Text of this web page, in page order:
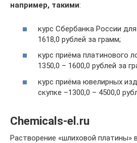
например, такими:
курс Сбербанка России
1618,0 рублей за грамм;
курс приёма платинового
1350,0 – 1600,0 рублей за
курс приёма ювелирных
скупке –1300,0 – 4500,0
Chemicals-el.ru
Растворение «шлиховой платины»